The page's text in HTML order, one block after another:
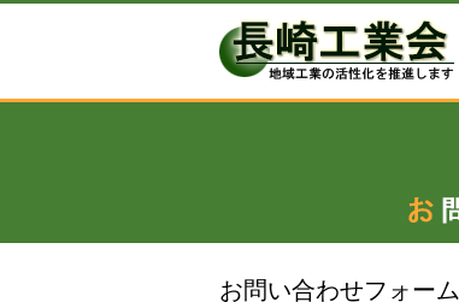
お問い合わせフォーム